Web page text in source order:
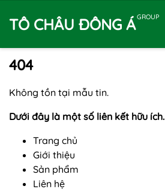
TÔ CHÂU ĐÔNG ÁGROUP
404
Không tồn tại mẫu tin.
Dưới đây là một số liên kết hữu ích.
Trang chủ
Giới thiệu
Sản phẩm
Liên hệ